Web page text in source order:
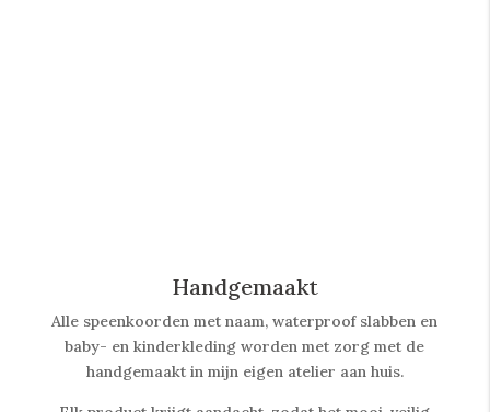
Handgemaakt
Alle speenkoorden met naam, waterproof slabben en
baby- en kinderkleding worden met zorg met de
handgemaakt in mijn eigen atelier aan huis.